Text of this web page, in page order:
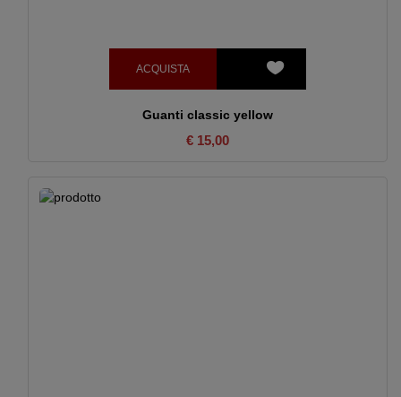
ACQUISTA
Guanti classic yellow
€ 15,00